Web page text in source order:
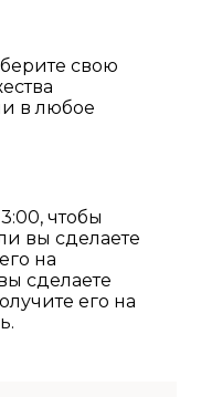
свою
в любое
чтобы
вы сделаете
на
сделаете
его на